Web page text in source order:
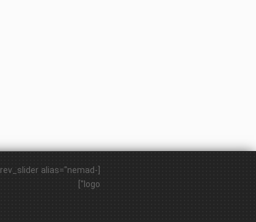
[rev_slider alias="nemad-
logo"]